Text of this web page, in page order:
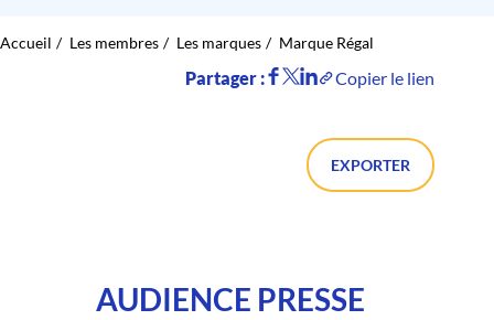
Accueil Les membres Les marques Marque Régal
Partager : Copier le lien
EXPORTER
AUDIENCE PRESSE